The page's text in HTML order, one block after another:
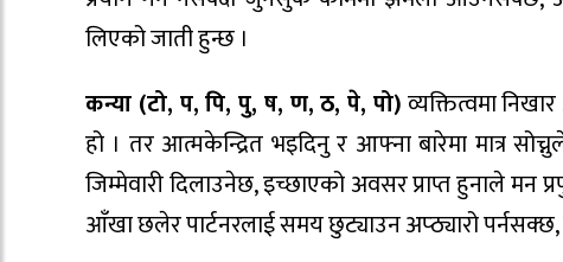
लिएको जाती हुन्छ ।
कन्या (टो, प, पि, पु, ष, ण, ठ, पे, पो)व्यक्तित्वमा
हो । तर आत्मकेन्द्रित भइदिनु र आफ्ना बारेमा मात्र
जिम्मेवारी दिलाउनेछ, इच्छाएको अवसर प्राप्त हुनाले मन
आँखा छलेर पार्टनरलाई समय छुट्याउन अप्ठ्यारो